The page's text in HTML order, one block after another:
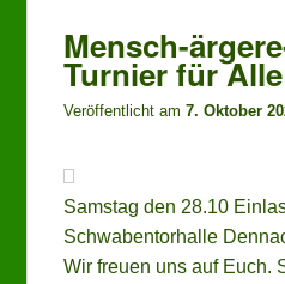
Mensch-
Turnier für
Veröffentlicht am7. Oktober
Samstag den 28.10
Schwabentorhalle
Wir freuen uns auf Euch.